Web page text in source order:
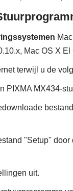
Mac OS X
terwijl u de
PIXMA MX434-
"Setup" door
uit.